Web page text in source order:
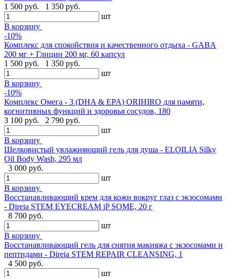
1 500 руб.
1 350 руб.
шт
В корзину
-10%
Комплекс для спокойствия и качественного отдыха - GABA
200 мг + Глицин 200 мг, 60 капсул
1 500 руб.
1 350 руб.
шт
В корзину
-10%
Комплекс Омега - 3 (DHA & EPA) ORIHIRO для памяти,
когнитивных функций и здоровья сосудов, 180
3 100 руб.
2 790 руб.
шт
В корзину
Шелковистый увлажняющий гель для душа - ELOILIA Silky
Oil Body Wash, 295 мл
3 000 руб.
шт
В корзину
Восстанавливающий крем для кожи вокруг глаз с экзосомами
- Direia STEM EYECREAM iP SOME, 20 г
8 700 руб.
шт
В корзину
Восстанавливающий гель для снятия макияжа с экзосомами и
пептидами - Direia STEM REPAIR CLEANSING, 1
4 500 руб.
шт